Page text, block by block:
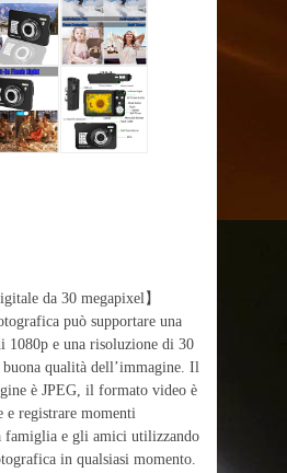
da 30 megapixel】
può supportare una
1080p e una risoluzione di 30
qualità dell’immagine. Il
è JPEG, il formato video è
e registrare momenti
famiglia e gli amici utilizzando
in qualsiasi momento.